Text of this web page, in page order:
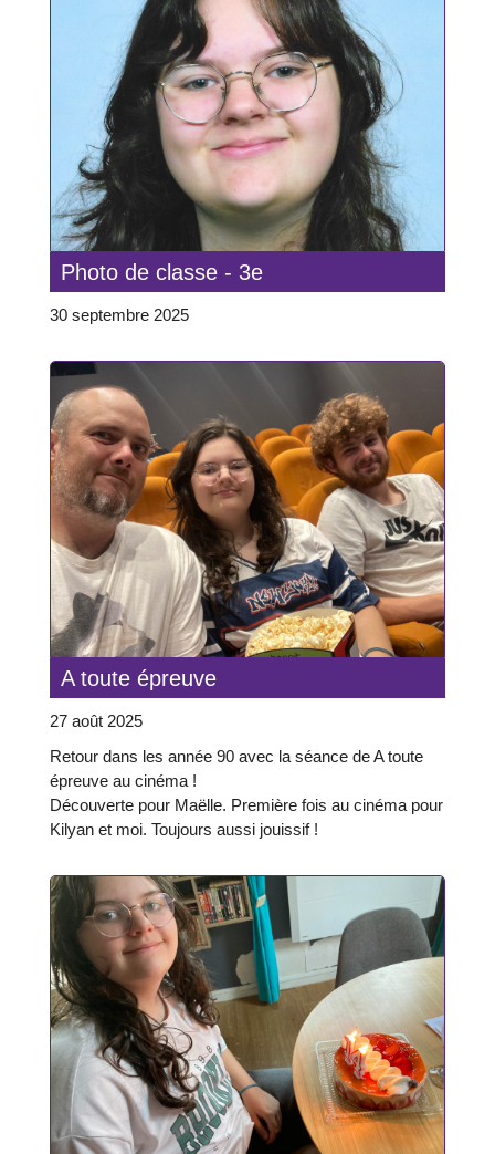
Photo de classe - 3e
30 septembre 2025
A toute épreuve
27 août 2025
Retour dans les année 90 avec la séance de A toute
épreuve au cinéma !
Découverte pour Maëlle. Première fois au cinéma pour
Kilyan et moi. Toujours aussi jouissif !